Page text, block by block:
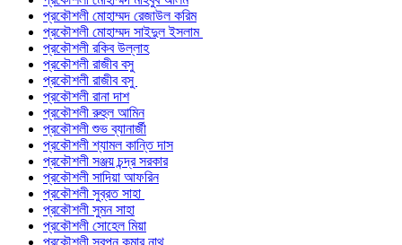
প্রকৌশলী মোহাম্মদ রেজাউল করিম
প্রকৌশলী মোহাম্মদ সাইদুল ইসলাম
প্রকৌশলী রকিব উল্লাহ
প্রকৌশলী রাজীব বসু
প্রকৌশলী রাজীব বসু
প্রকৌশলী রানা দাশ
প্রকৌশলী রুহুল আমিন
প্রকৌশলী শুভ ব্যানার্জী
প্রকৌশলী শ্যামল কান্তি দাস
প্রকৌশলী সঞ্জয় চন্দ্র সরকার
প্রকৌশলী সাদিয়া আফরিন
প্রকৌশলী সুব্রত সাহা
প্রকৌশলী সুমন সাহা
প্রকৌশলী সোহেল মিয়া
প্রকৌশলী স্বপন কুমার নাথ